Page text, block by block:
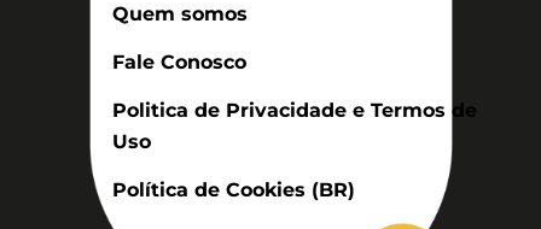
Quem somos
Fale Conosco
Politica de Privacidade e Termos de
Uso
Política de Cookies (BR)